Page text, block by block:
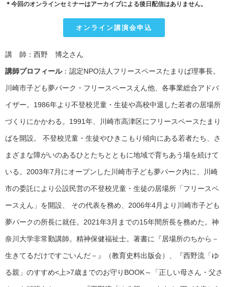
＊今回のオンラインセミナーはアーカイブによる後日配信はありません。
オンライン講演会申込
講 師：西野 博之さん
講師プロフィール：認定NPO法人フリースペースたまりば理事長。
川崎市子ども夢パーク・フリースペースえん他、各事業総合アドバ
イザー。1986年より不登校児童・生徒や高校中退した若者の居場所
づくりにかかわる。1991年、川崎市高津区にフリースペースたまり
ばを開設。 不登校児童・生徒やひきこもり傾向にある若者たち、さ
まざまな障がいのあるひとたちとともに地域で育ちあう場を続けて
いる。2003年7月にオープンした川崎市子ども夢パーク内に、川崎
市の委託により公設民営の不登校児童・生徒の居場所「フリースペ
ースえん」を開設、 その代表を務め、2006年4月より川崎市子ども
夢パークの所長に就任。2021年3月までの15年間所長を務めた。神
奈川大学非常勤講師。精神保健福祉士。著書に『居場所のちから－
生きてるだけですごいんだ－』（教育史料出版会）、『西野流「ゆ
る親」のすすめ<上>7歳までのお守りBOOK～「正しい母さん・父さ